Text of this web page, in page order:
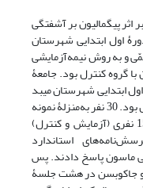
پیگمالیون بر آشفتگی
اول ابتدایی شهرستان
و به روش نیمه‌آزمایشی
گروه کنترل بود. جامعۀ
ابتدایی شهرستان میبد
و با استفاده از روش نمونه‌گیری در دسترس بود. 30 نفر به‌منزلۀ نمونه
انتخاب و به‌صورت تصادفی در دو گروه 15 نفری (آزمایش و کنترل)
استاندارد
ماسون پاسخ دادند. پس
و جاکوبسن در هشت جلسۀ